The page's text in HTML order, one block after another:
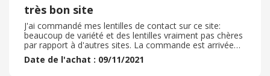
aucun souci par sa mutuelle. Je recommande sans
hésitation!
très bon site
J'ai commandé mes lentilles de contact sur ce site:
beaucoup de variété et des lentilles vraiment pas chères
par rapport à d'autres sites. La commande est arrivée
rapidement, bien emballée et je n'ai eu aucun souci. Je
recommande fortement ce site pour la commande des
Date de l'achat : 09/11/2021